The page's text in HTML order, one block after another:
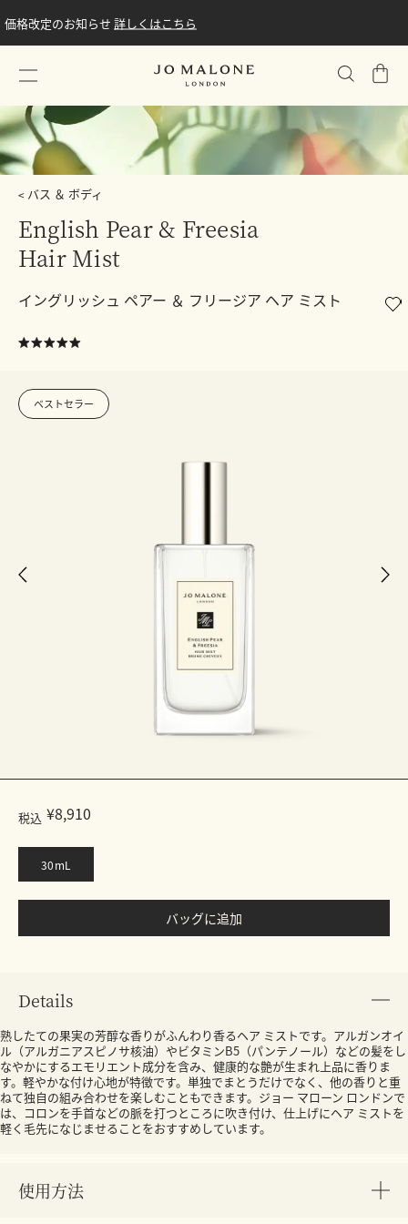
価格改定のお知らせ 詳しくはこちら
シ
ン
バス ＆ ボディ
English Pear & Freesia
Hair Mist
イングリッシュ ペアー ＆ フリージア ヘア ミスト
ベストセラー
税込 ¥8,910
30mL
バッグに追加
Details
熟したての果実の芳醇な香りがふんわり香るヘア ミストです。アルガンオイ
ル（アルガニアスピノサ核油）やビタミンB5（パンテノール）などの髪をし
なやかにするエモリエント成分を含み、健康的な艶が生まれ上品に香りま
す。軽やかな付け心地が特徴です。単独でまとうだけでなく、他の香りと重
ねて独自の組み合わせを楽しむこともできます。ジョー マローン ロンドンで
は、コロンを手首などの脈を打つところに吹き付け、仕上げにヘア ミストを
軽く毛先になじませることをおすすめしています。
使用方法